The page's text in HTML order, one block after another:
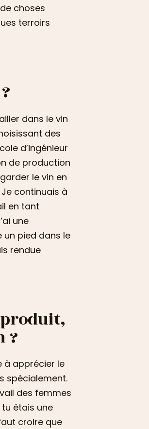
choses
terroirs
dans le vin
des
d’ingénieur
de production
le vin en
continuais à
en tant
une
pied dans le
rendue
?
à apprécier le
spécialement.
des femmes
étais une
croire que